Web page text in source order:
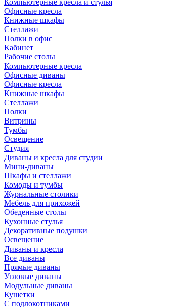
Компьютерные кресла и стулья
Офисные кресла
Книжные шкафы
Стеллажи
Полки в офис
Кабинет
Рабочие столы
Компьютерные кресла
Офисные диваны
Офисные кресла
Книжные шкафы
Стеллажи
Полки
Витрины
Тумбы
Освещение
Студия
Диваны и кресла для студии
Мини-диваны
Шкафы и стеллажи
Комоды и тумбы
Журнальные столики
Мебель для прихожей
Обеденные столы
Кухонные стулья
Декоративные подушки
Освещение
Диваны и кресла
Все диваны
Прямые диваны
Угловые диваны
Модульные диваны
Кушетки
С подлокотниками